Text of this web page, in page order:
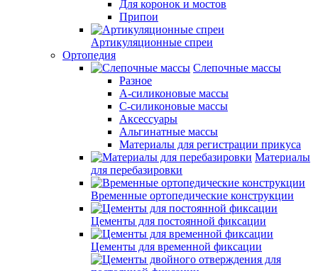
Для коронок и мостов
Припои
Артикуляционные спреи
Ортопедия
Слепочные массы
Разное
А-силиконовые массы
С-силиконовые массы
Аксессуары
Альгинатные массы
Материалы для регистрации прикуса
Материалы
для перебазировки
Временные ортопедические конструкции
Цементы для постоянной фиксации
Цементы для временной фиксации